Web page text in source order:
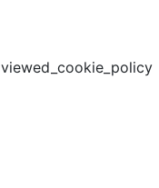
viewed_cookie_policy